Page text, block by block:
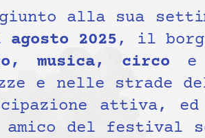
alla sua
2025, il
musica, circo e
e nelle strade
attiva, ed
del festival